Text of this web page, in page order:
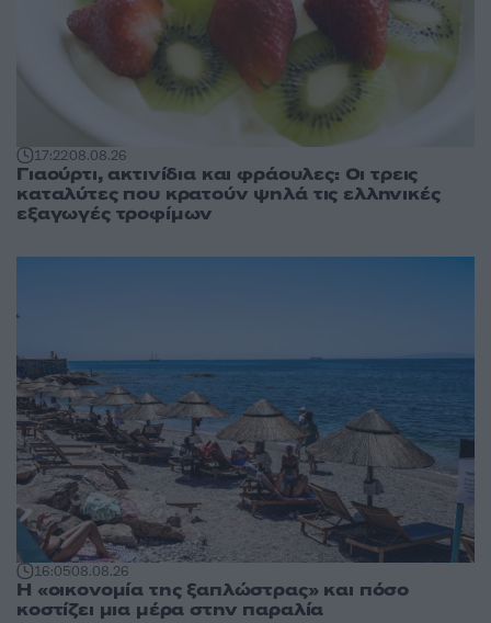
17:2208.08.26
Γιαούρτι, ακτινίδια και φράουλες: Οι τρεις
καταλύτες που κρατούν ψηλά τις ελληνικές
εξαγωγές τροφίμων
16:0508.08.26
Η «οικονομία της ξαπλώστρας» και πόσο
κοστίζει μια μέρα στην παραλία